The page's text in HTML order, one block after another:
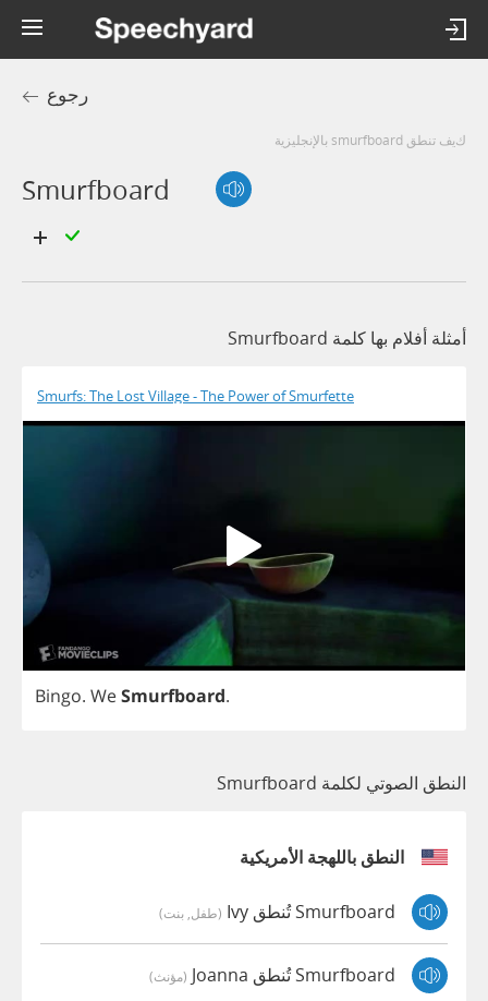
رجوع
كيف تنطق smurfboard بالإنجليزية
Smurfboard
أمثلة أفلام بها كلمة Smurfboard
Smurfs: The Lost Village - The Power of Smurfette
Bingo. WeSmurfboard.
النطق الصوتي لكلمة Smurfboard
النطق باللهجة الأمريكية
Smurfboard تُنطق Ivy (طفل, بنت)
Smurfboard تُنطق Joanna (مؤنث)